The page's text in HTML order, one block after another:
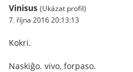
Vinisus (Ukázat profil)
7. října 2016 20:13:13
Kokri.
Naskiĝo. vivo, forpaso.